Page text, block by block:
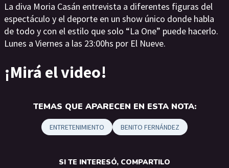
La diva Moria Casán entrevista a diferentes figuras del
espectáculo y el deporte en un show único donde habla
de todo y con el estilo que solo “La One” puede hacerlo.
Lunes a Viernes a las 23:00hs por El Nueve.
¡Mirá el video!
TEMAS QUE APARECEN EN ESTA NOTA:
ENTRETENIMIENTO BENITO FERNÁNDEZ
SI TE INTERESÓ, COMPARTILO